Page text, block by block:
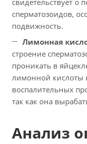
свидетельствует о
сперматозоидов,
подвижность.
Лимонная
строение
проникать в
лимонной кислоты
воспалительных
так как она
Анализ